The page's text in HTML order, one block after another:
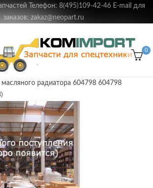
Телефон: 8(495)109-42-46 E-mail для
заказов: zakaz@neopart.ru
0
масляного радиатора 604798 604798